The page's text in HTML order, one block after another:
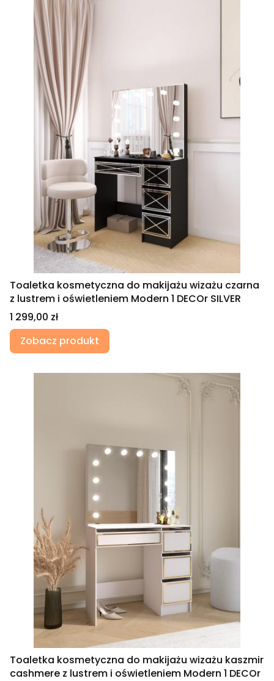
Toaletka kosmetyczna do makijażu wizażu czarna
z lustrem i oświetleniem Modern 1 DECOr SILVER
Cena
1 299,00 zł
Zobacz produkt
Toaletka kosmetyczna do makijażu wizażu kaszmir
cashmere z lustrem i oświetleniem Modern 1 DECOr